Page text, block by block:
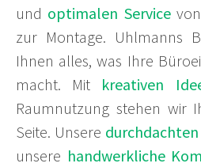
und optimalen Servicevon
zur Montage. Uhlmanns
Ihnen alles, was Ihre
macht. Mit kreativen
Raumnutzung stehen wir
Seite. Unsere
unsere handwerkliche